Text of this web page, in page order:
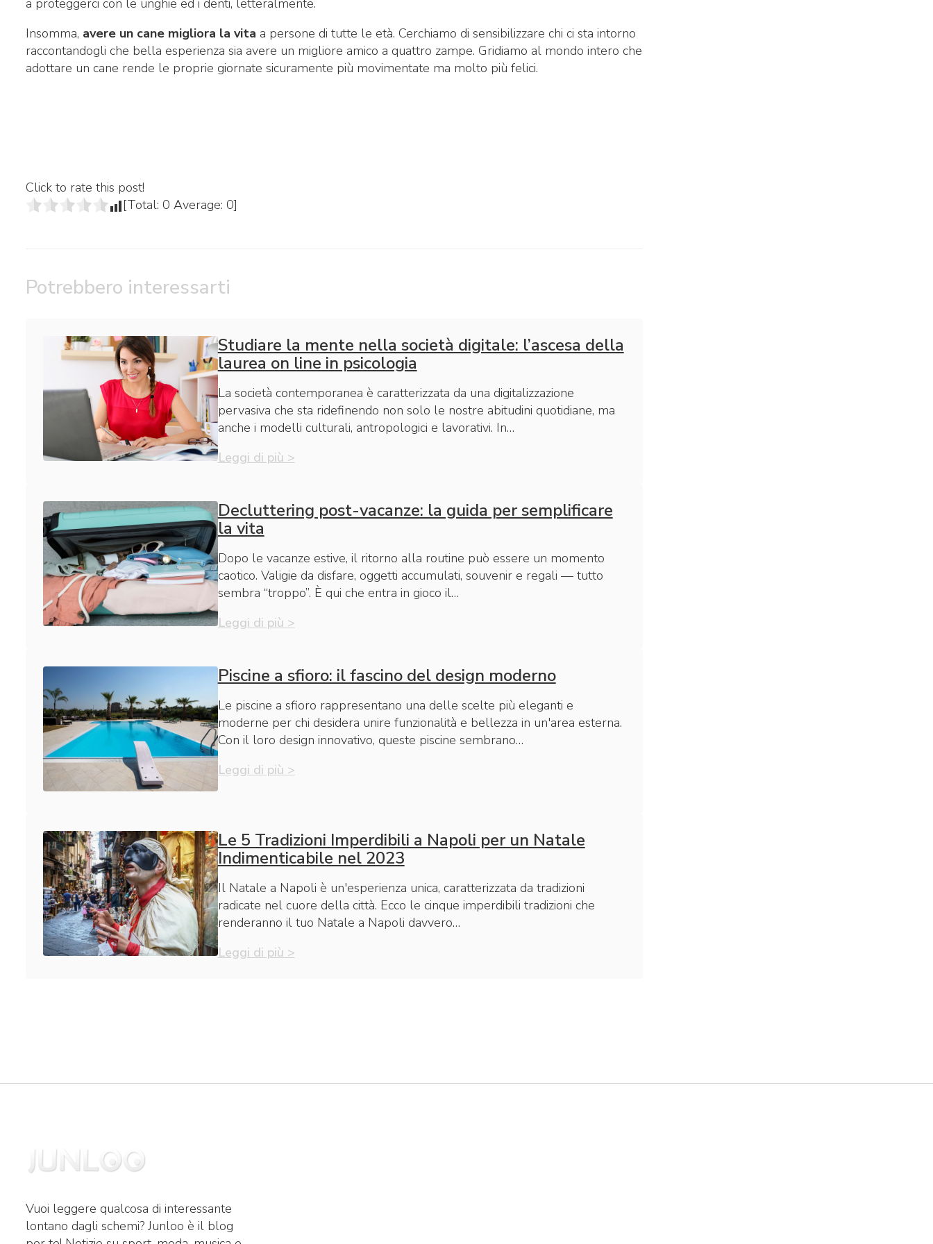
a proteggerci con le unghie ed i denti, letteralmente.
Insomma, avere un cane migliora la vita a persone di tutte le età. Cerchiamo di sensibilizzare chi ci sta intorno
raccontandogli che bella esperienza sia avere un migliore amico a quattro zampe. Gridiamo al mondo intero che
adottare un cane rende le proprie giornate sicuramente più movimentate ma molto più felici.
Click to rate this post!
[Total: 0 Average: 0]
Potrebbero interessarti
Studiare la mente nella società digitale: l’ascesa della
laurea on line in psicologia
La società contemporanea è caratterizzata da una digitalizzazione
pervasiva che sta ridefinendo non solo le nostre abitudini quotidiane, ma
anche i modelli culturali, antropologici e lavorativi. In…
Leggi di più >
Decluttering post-vacanze: la guida per semplificare
la vita
Dopo le vacanze estive, il ritorno alla routine può essere un momento
caotico. Valigie da disfare, oggetti accumulati, souvenir e regali — tutto
sembra “troppo”. È qui che entra in gioco il…
Leggi di più >
Piscine a sfioro: il fascino del design moderno
Le piscine a sfioro rappresentano una delle scelte più eleganti e
moderne per chi desidera unire funzionalità e bellezza in un'area esterna.
Con il loro design innovativo, queste piscine sembrano…
Leggi di più >
Le 5 Tradizioni Imperdibili a Napoli per un Natale
Indimenticabile nel 2023
Il Natale a Napoli è un'esperienza unica, caratterizzata da tradizioni
radicate nel cuore della città. Ecco le cinque imperdibili tradizioni che
renderanno il tuo Natale a Napoli davvero…
Leggi di più >
Vuoi leggere qualcosa di interessante
lontano dagli schemi? Junloo è il blog